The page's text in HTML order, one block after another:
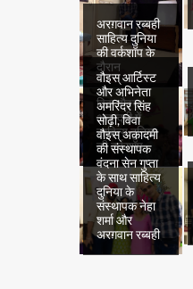
अरग़वान रब्बही
साहित्य दुनिया
की वर्कशॉप के
दौरान
विवा वौइस्
अकादमी में
साहित्य दुनिया
की वर्कशॉप
वौइस् आर्टिस्ट
और अभिनेता
अमरिंदर सिंह
सोढ़ी, विवा
वौइस् अकादमी
की संस्थापक
वंदना सेन गुप्ता
के साथ साहित्य
दुनिया के
संस्थापक नेहा
शर्मा और
अरग़वान रब्बही